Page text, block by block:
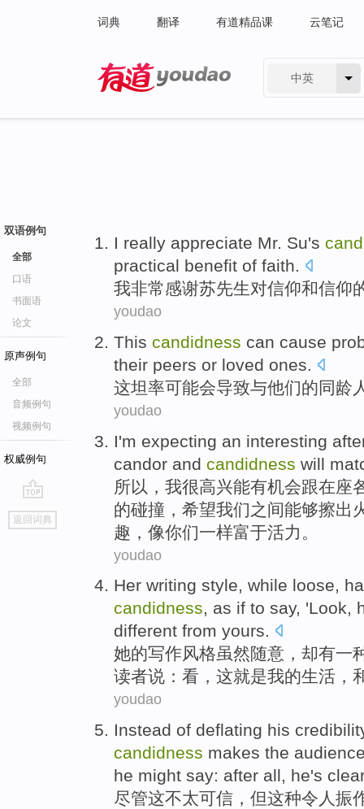
词典 翻译 有道精品课 云笔记
中英
双语例句
全部
口语
书面语
论文
原声例句
全部
音频例句
视频例句
权威例句
go
top
返回词典
I really appreciate Mr. Su's
practical benefit of faith.
我非常感谢苏先生对信仰和信仰
youdao
This candidness can cause
their peers or loved ones.
这坦率可能会导致与他们的同龄
youdao
I'm expecting an interesting
candor and candidness will
所以， 我很高兴能有机会跟在座
的碰撞， 希望我们之间能够擦出
趣 ，像你们一样富于活力。
youdao
Her writing style, while loose,
candidness, as if to say, 'Look,
different from yours.
她的写作风格虽然随意，却有一
读者说 ： 看 ，这就是我的生活 ，
youdao
Instead of deflating his
candidness makes the
he might say: after all, he's
尽管这不太可信 ，但这种令人 振